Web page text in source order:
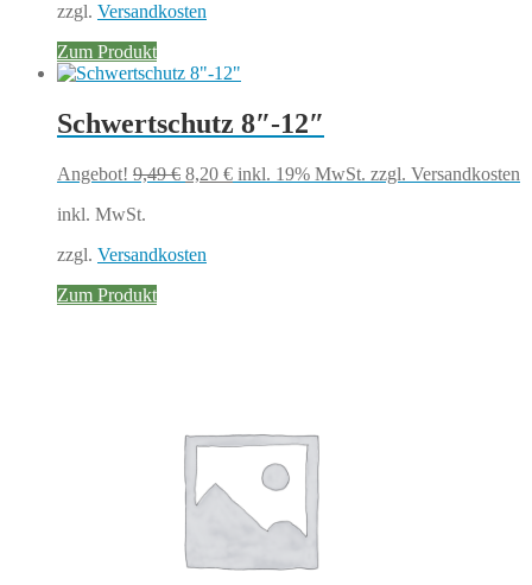
zzgl. Versandkosten
Zum Produkt
Schwertschutz 8″-12″
Angebot! 9,49€ Ursprünglicher
8,20 €Aktueller
inkl. 19% MwSt. zzgl. Versandkosten
inkl. MwSt.
zzgl. Versandkosten
Zum Produkt